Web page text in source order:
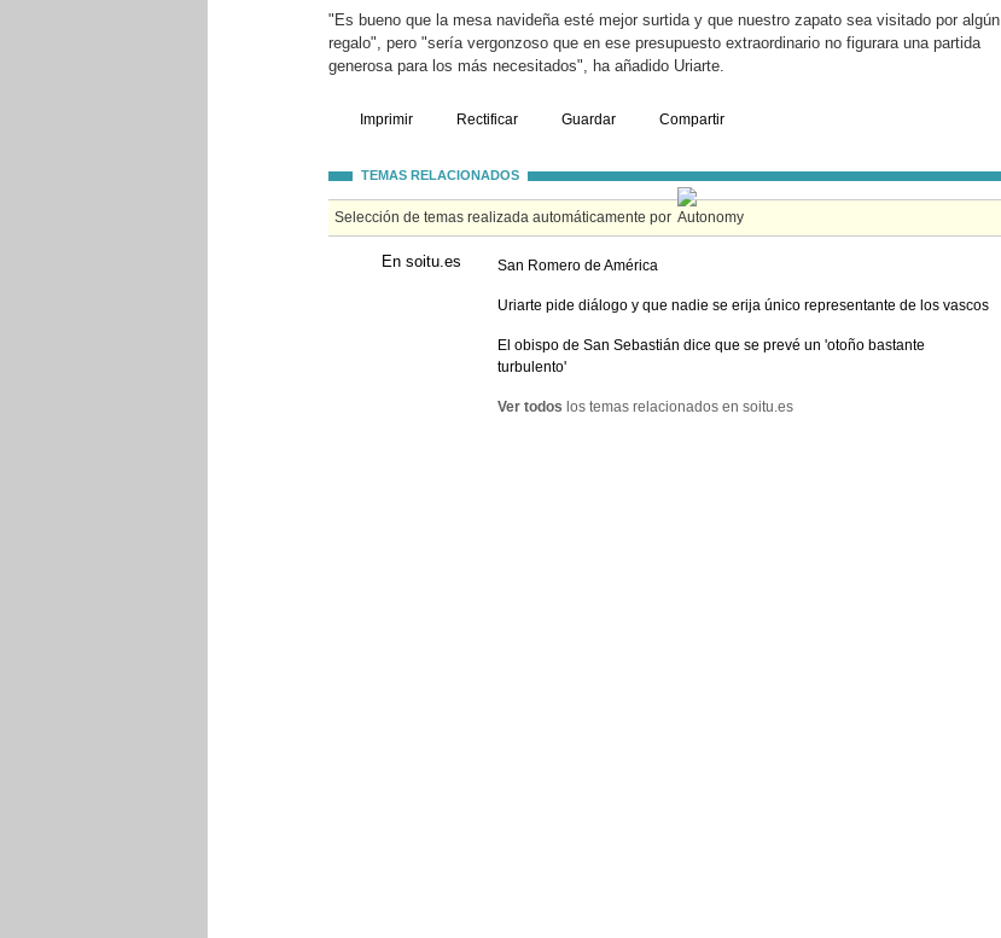
"Es bueno que la mesa navideña esté mejor surtida y que nuestro zapato sea visitado por algún
regalo", pero "sería vergonzoso que en ese presupuesto extraordinario no figurara una partida
generosa para los más necesitados", ha añadido Uriarte.
Imprimir Rectificar Guardar Compartir
TEMAS RELACIONADOS
Selección de temas realizada automáticamente por
En soitu.es San Romero de América
Uriarte pide diálogo y que nadie se erija único representante de los vascos
El obispo de San Sebastián dice que se prevé un 'otoño bastante
turbulento'
Ver todos los temas relacionados en soitu.es